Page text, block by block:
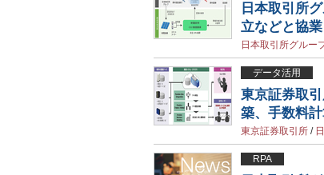
日本取引所
立などと協業
日本取引所グルー
データ活用
東京証券取
築、手数料
東京証券取引所 /
RPA